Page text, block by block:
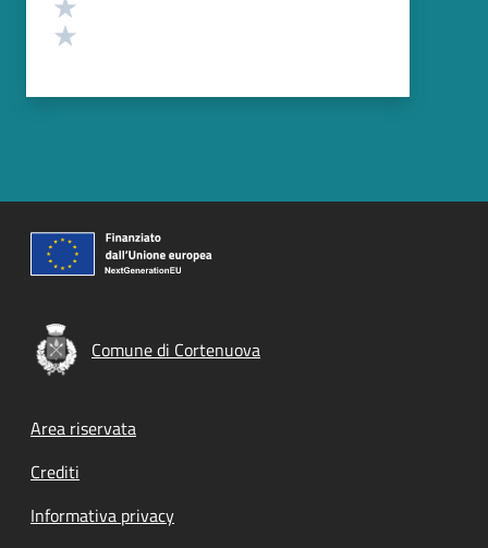
Comune di Cortenuova
Footer menu
Area riservata
Crediti
Informativa privacy